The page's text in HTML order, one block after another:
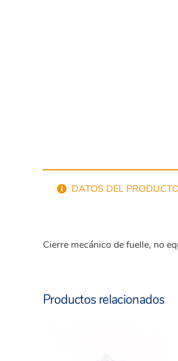
DATOS DEL
Cierre mecánico de fuelle, no
Productos relacionados